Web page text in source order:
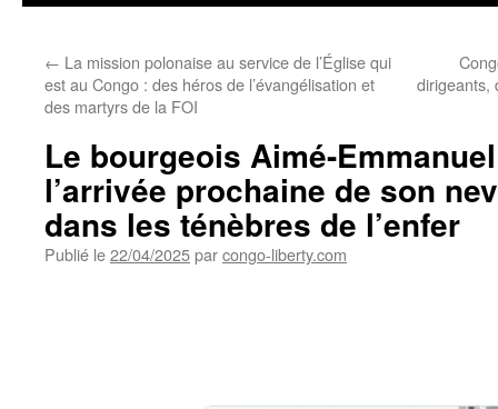
← La mission polonaise au service de l’Église qui
est au Congo : des héros de l’évangélisation et
des martyrs de la FOI
dirigeants,
Le bourgeois Aimé-
l’arrivée prochaine de son
dans les ténèbres de l’enfer
Publié le22/04/2025parcongo-liberty.com